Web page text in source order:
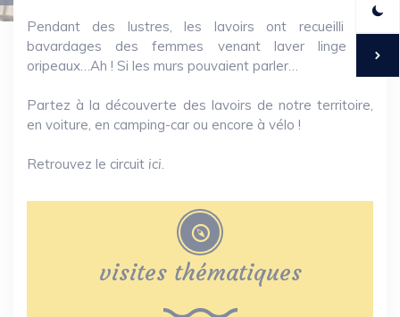
Pendant des lustres, les lavoirs ont recueilli les
bavardages des femmes venant laver linge et
oripeaux…Ah ! Si les murs pouvaient parler…
Partez à la découverte des lavoirs de notre territoire,
en voiture, en camping-car ou encore à vélo !
Retrouvez le circuit ici.
visites thématiques